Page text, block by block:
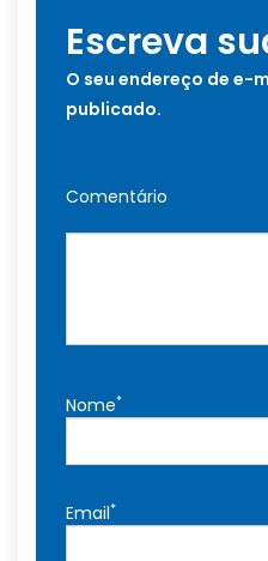
Escreva
O seu endereço de e-
publicado.
Comentário
Nome*
Email*